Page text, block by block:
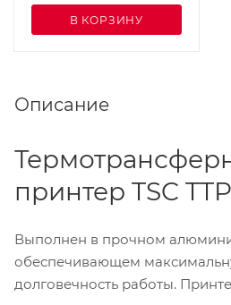
В КОРЗИНУ
Описание
принтер TSC
Выполнен в прочном
обеспечивающем
долговечность работы.